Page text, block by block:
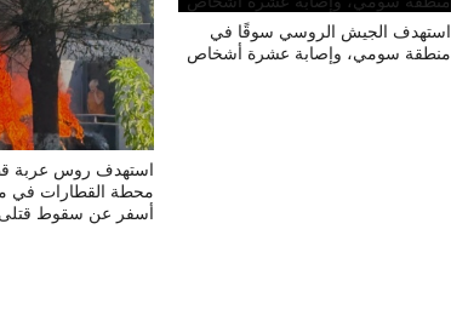
استهدف الجيش الروسي سوقًا في
منطقة سومي، وإصابة عشرة أشخاص
استهدف روس عربة
محطة القطارات في
أسفر عن سقوط